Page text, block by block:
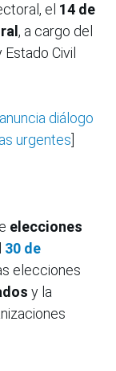
el 14 de
, a cargo del
Civil
diálogo
urgentes
elecciones
30 de
elecciones
y la